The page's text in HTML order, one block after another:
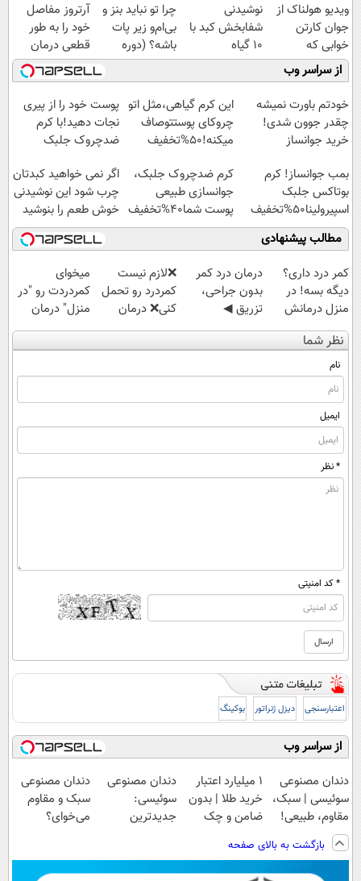
ویدیو هولناک از
جوان کارتن
خوابی که
میلیاردر شد.
آموزش رایگان
نوشیدنی
شفابخش کبد با
10 گیاه
موثر(تخفیف تا
امشب)
چرا تو نباید بنز و
بی‌ام‌و زیر پات
باشه؟ (دوره
رایگان درآمد
میلیاردی)
آرتروز مفاصل
خود را به طور
قطعی درمان
کنید!
◗پرسش‌نامه◖
از سراسر وب
خودتم باورت نمیشه
چقدر جوون شدی!
خرید جوانساز
ویژه
این کرم گیاهی،مثل اتو
چروکای پوستتوصاف
میکنه!50%تخفیف
پوست خود را از پیری
نجات دهید!با کرم
ضدچروک جلبک
بمب جوانساز! کرم
بوتاکس جلبک
اسپیرولینا50%تخفیف
کرم ضدچروک جلبک،
جوانسازی طبیعی
پوست شما40%تخفیف
اگر نمی خواهید کبدتان
چرب شود این نوشیدنی
خوش طعم را بنوشید
مطالب پیشنهادی
کمر درد داری؟
دیگه بسه! در
منزل درمانش
کن
(◀پرسش‌نامه)
درمان درد کمر
بدون جراحی،
تزریق ◀
پرسش‌نامه رو پر
کن ▶
❌لازم نیست
کمردرد رو تحمل
کنی❌ درمان
بدون جراحی و
قرص
میخوای
کمردردت رو "در
منزل" درمان
کنی؟ (◂فیلم +
◂پرسش‌نامه)
نظر شما
نام
ایمیل
* نظر
* کد امنیتی
اعتبارسنجی دیزل ژنراتور بوکینگ
از سراسر وب
دندان مصنوعی
سوئیسی | سبک،
مقاوم، طبیعی!
ویزیت
رایگان+پرداخت
اقساطی😍
۱ میلیارد اعتبار
خرید طلا | بدون
ضامن و چک
دندان مصنوعی
سوئیسی:
جدیدترین
پرداخت قسطی
دندان مصنوعی
سبک و مقاوم
می‌خوای؟
📍تهران
بازگشت به بالای صفحه